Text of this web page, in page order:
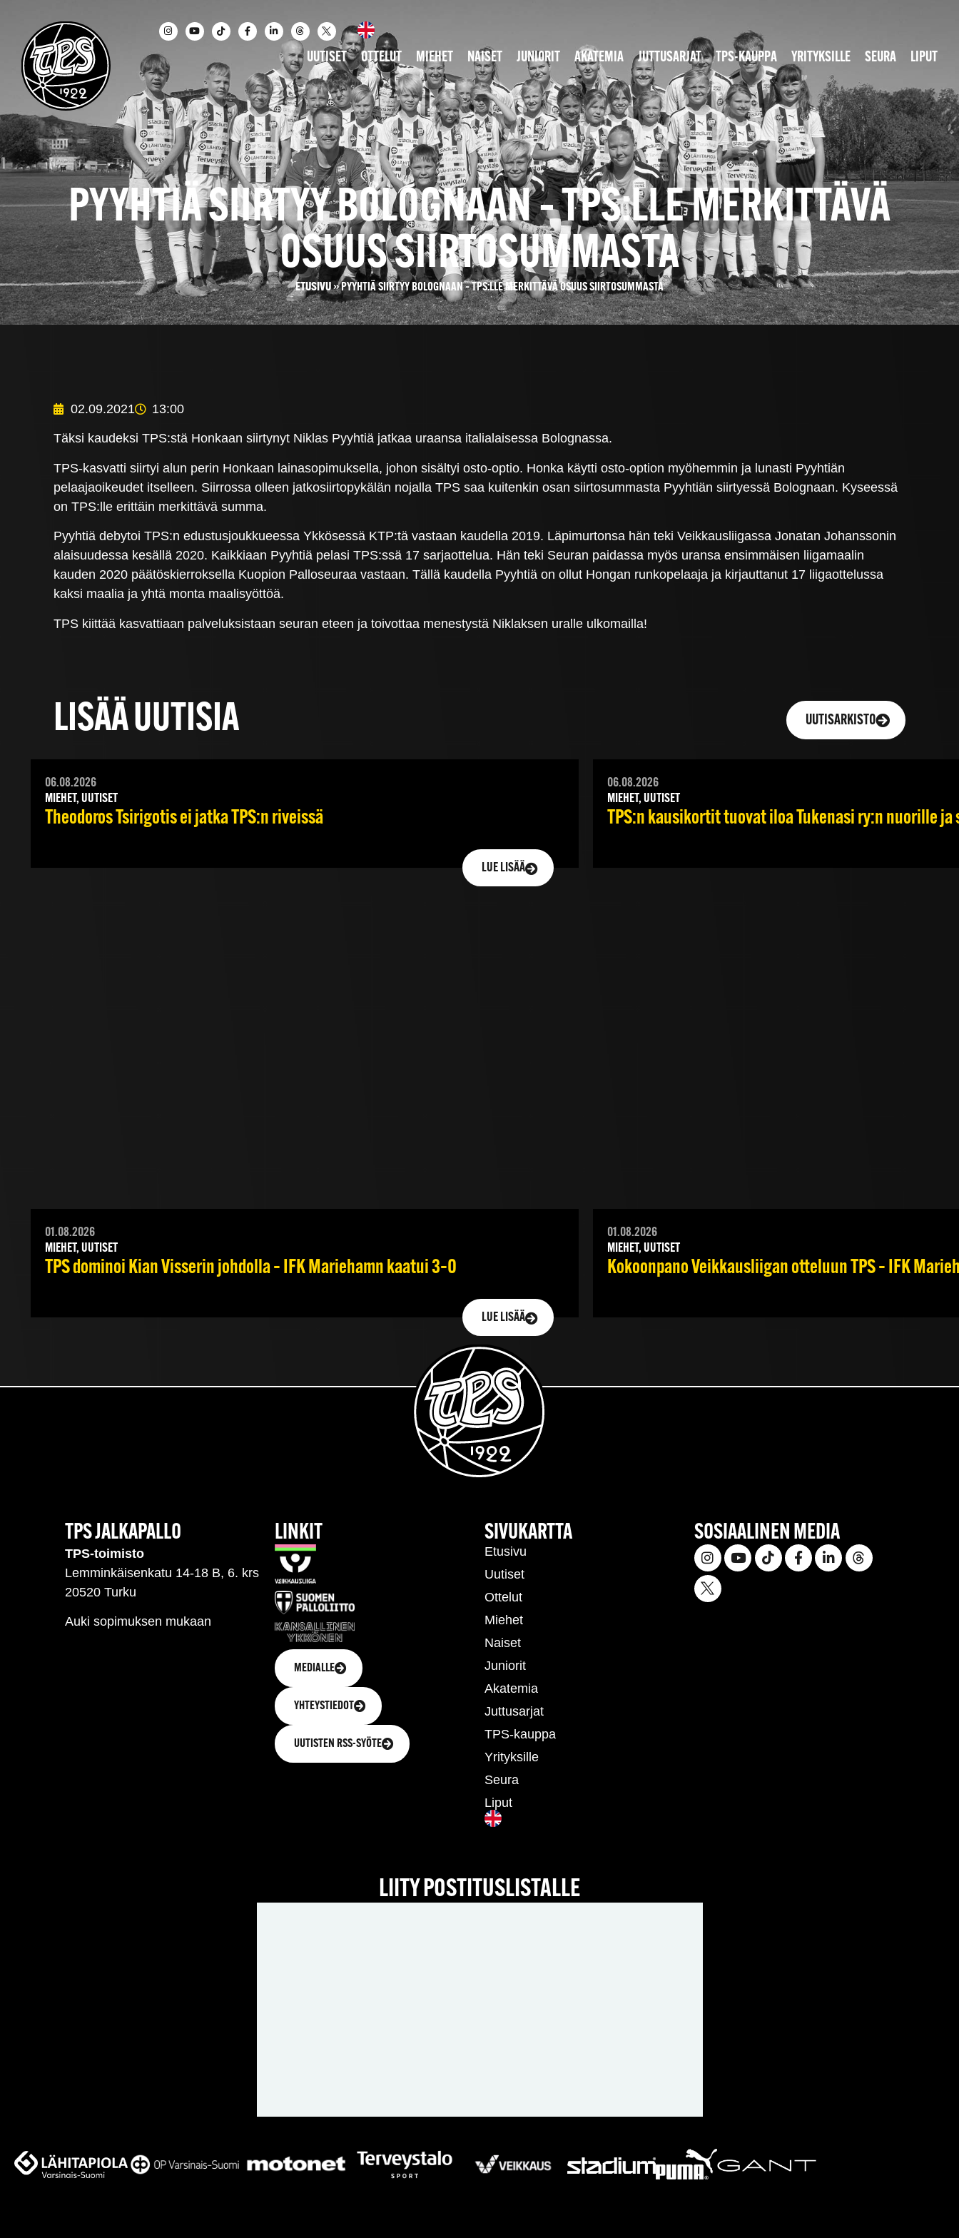
UUTISET OTTELUT MIEHET NAISET JUNIORIT AKATEMIA JUTTUSARJAT TPS-KAUPPA YRITYKSILLE SEURA LIPUT
PYYHTIÄ SIIRTYY BOLOGNAAN – TPS:LLE MERKITTÄVÄ
OSUUS SIIRTOSUMMASTA
ETUSIVU»PYYHTIÄ SIIRTYY BOLOGNAAN – TPS:LLE MERKITTÄVÄ OSUUS SIIRTOSUMMASTA
02.09.2021 13:00
Täksi kaudeksi TPS:stä Honkaan siirtynyt Niklas Pyyhtiä jatkaa uraansa italialaisessa Bolognassa.
TPS-kasvatti siirtyi alun perin Honkaan lainasopimuksella, johon sisältyi osto-optio. Honka käytti osto-option myöhemmin ja lunasti Pyyhtiän
pelaajaoikeudet itselleen. Siirrossa olleen jatkosiirtopykälän nojalla TPS saa kuitenkin osan siirtosummasta Pyyhtiän siirtyessä Bolognaan. Kyseessä
on TPS:lle erittäin merkittävä summa.
Pyyhtiä debytoi TPS:n edustusjoukkueessa Ykkösessä KTP:tä vastaan kaudella 2019. Läpimurtonsa hän teki Veikkausliigassa Jonatan Johanssonin
alaisuudessa kesällä 2020. Kaikkiaan Pyyhtiä pelasi TPS:ssä 17 sarjaottelua. Hän teki Seuran paidassa myös uransa ensimmäisen liigamaalin
kauden 2020 päätöskierroksella Kuopion Palloseuraa vastaan. Tällä kaudella Pyyhtiä on ollut Hongan runkopelaaja ja kirjauttanut 17 liigaottelussa
kaksi maalia ja yhtä monta maalisyöttöä.
TPS kiittää kasvattiaan palveluksistaan seuran eteen ja toivottaa menestystä Niklaksen uralle ulkomailla!
LISÄÄ UUTISIA UUTISARKISTO
06.08.2026
MIEHET, UUTISET
Theodoros Tsirigotis ei jatka TPS:n riveissä
LUE LISÄÄ
06.08.2026
MIEHET, UUTISET
TPS:n kausikortit tuovat iloa Tukenasi ry:n nuorille ja
01.08.2026
MIEHET, UUTISET
TPS dominoi Kian Visserin johdolla – IFK Mariehamn kaatui 3–0
LUE LISÄÄ
01.08.2026
MIEHET, UUTISET
Kokoonpano Veikkausliigan otteluun TPS – IFK
TPS JALKAPALLO
TPS-toimisto
Lemminkäisenkatu 14-18 B, 6. krs
20520 Turku
Auki sopimuksen mukaan
LINKIT
MEDIALLE
YHTEYSTIEDOT
UUTISTEN RSS-SYÖTE
SIVUKARTTA
Etusivu
Uutiset
Ottelut
Miehet
Naiset
Juniorit
Akatemia
Juttusarjat
TPS-kauppa
Yrityksille
Seura
Liput
SOSIAALINEN MEDIA
LIITY POSTITUSLISTALLE